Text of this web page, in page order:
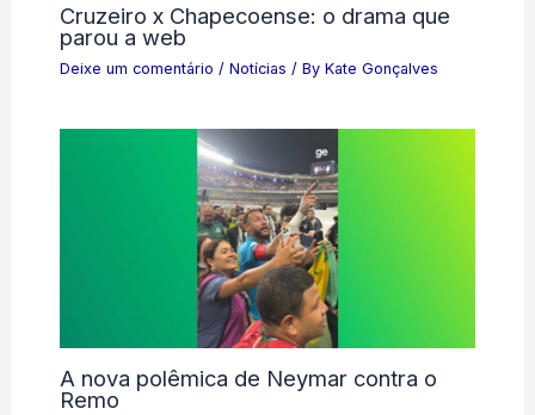
Cruzeiro x Chapecoense: o drama que
parou a web
Deixe um comentário / Notícias / By Kate Gonçalves
A nova polêmica de Neymar contra o
Remo